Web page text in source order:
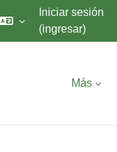
Iniciar sesión
(ingresar)
Más